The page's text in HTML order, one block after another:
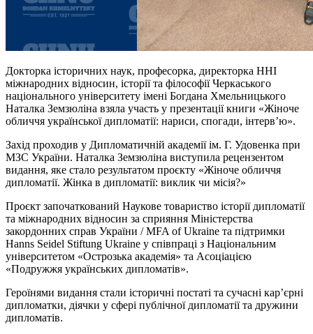
Докторка історичних наук, професорка, директорка ННІ
міжнародних відносин, історії та філософії Черкаського
національного університету імені Богдана Хмельницького
Наталка Земзюліна взяла участь у презентації книги «Жіноче
обличчя української дипломатії: нариси, спогади, інтервʼю».
Захід проходив у Дипломатичній академії ім. Г. Удовенка при
МЗС України. Наталка Земзюліна виступила рецензентом
видання, яке стало результатом проєкту «Жіноче обличчя
дипломатії. Жінка в дипломатії: виклик чи місія?»
Проєкт започаткований Наукове товариство історії дипломатії
та міжнародних відносин за сприяння Міністерства
закордонних справ України / MFA of Ukraine та підтримки
Hanns Seidel Stiftung Ukraine у співпраці з Національним
університетом «Острозька академія» та Асоціацією
«Подружжя українських дипломатів».
Героїнями видання стали історичні постаті та сучасні карʼєрні
дипломатки, діячки у сфері публічної дипломатії та дружини
дипломатів.